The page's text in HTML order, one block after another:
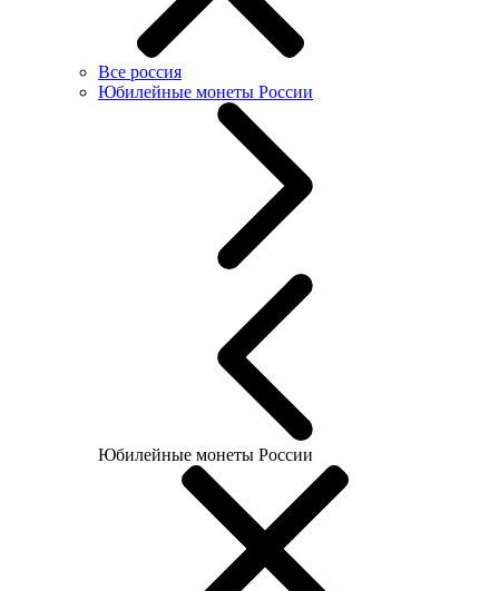
Все россия
Юбилейные монеты России
Юбилейные монеты России